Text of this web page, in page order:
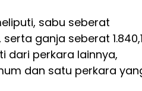
sabu seberat
ganja seberat
dari perkara lainnya,
dan satu perkara